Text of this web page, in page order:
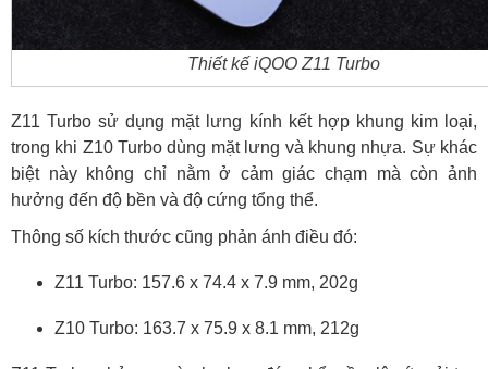
Thiết kế iQOO Z11 Turbo
Z11 Turbo sử dụng mặt lưng kính kết hợp khung kim loại,
trong khi Z10 Turbo dùng mặt lưng và khung nhựa. Sự khác
biệt này không chỉ nằm ở cảm giác chạm mà còn ảnh
hưởng đến độ bền và độ cứng tổng thể.
Thông số kích thước cũng phản ánh điều đó:
Z11 Turbo: 157.6 x 74.4 x 7.9 mm, 202g
Z10 Turbo: 163.7 x 75.9 x 8.1 mm, 212g